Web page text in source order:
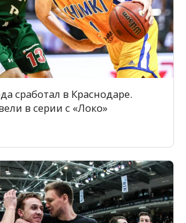
сработал в Краснодаре.
в серии с «Локо»